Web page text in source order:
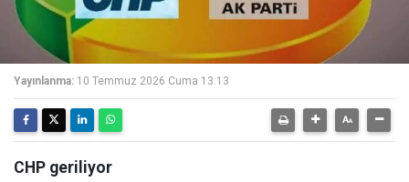
Yayınlanma: 10 Temmuz 2026 Cuma 13:13
CHP geriliyor